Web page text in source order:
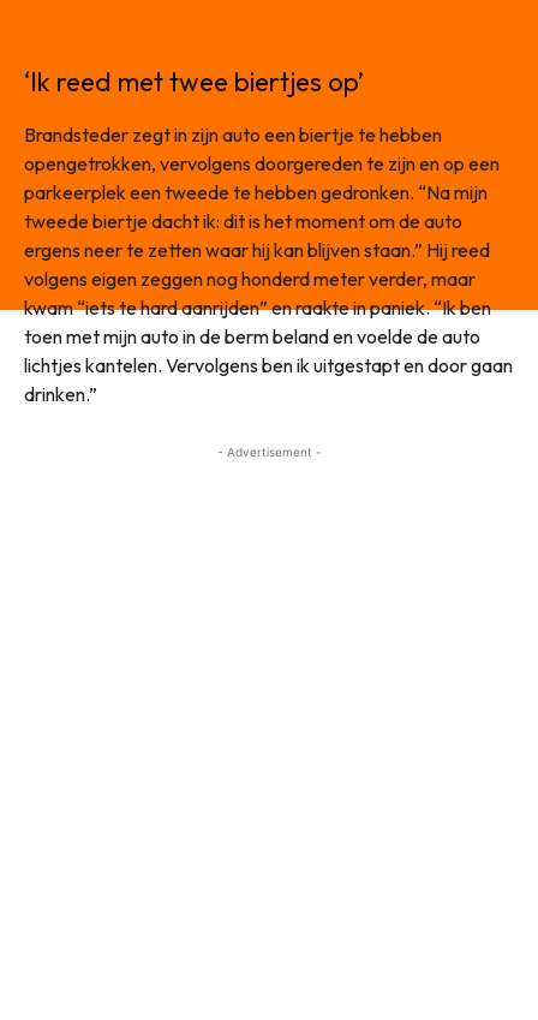
‘Ik reed met twee biertjes op’
Brandsteder zegt in zijn auto een biertje te hebben
opengetrokken, vervolgens doorgereden te zijn en op een
parkeerplek een tweede te hebben gedronken. “Na mijn
tweede biertje dacht ik: dit is het moment om de auto
ergens neer te zetten waar hij kan blijven staan.” Hij reed
volgens eigen zeggen nog honderd meter verder, maar
kwam “iets te hard aanrijden” en raakte in paniek. “Ik ben
toen met mijn auto in de berm beland en voelde de auto
lichtjes kantelen. Vervolgens ben ik uitgestapt en door gaan
drinken.”
- Advertisement -